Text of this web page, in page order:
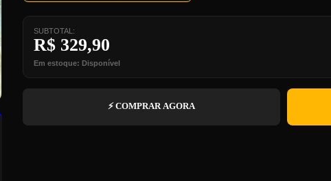
SUBTOTAL:
R$ 329,90
Em estoque: Disponível
⚡ COMPRAR AGORA